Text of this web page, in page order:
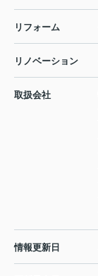
リフォーム
リノベーション
取扱会社
情報更新日